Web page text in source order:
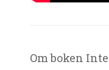
Om boken